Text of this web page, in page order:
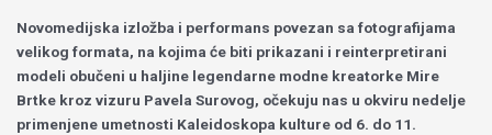
Novomedijska izložba i performans povezan sa fotografijama
velikog formata, na kojima će biti prikazani i reinterpretirani
modeli obučeni u haljine legendarne modne kreatorke Mire
Brtke kroz vizuru Pavela Surovog, očekuju nas u okviru nedelje
primenjene umetnosti Kaleidoskopa kulture od 6. do 11.